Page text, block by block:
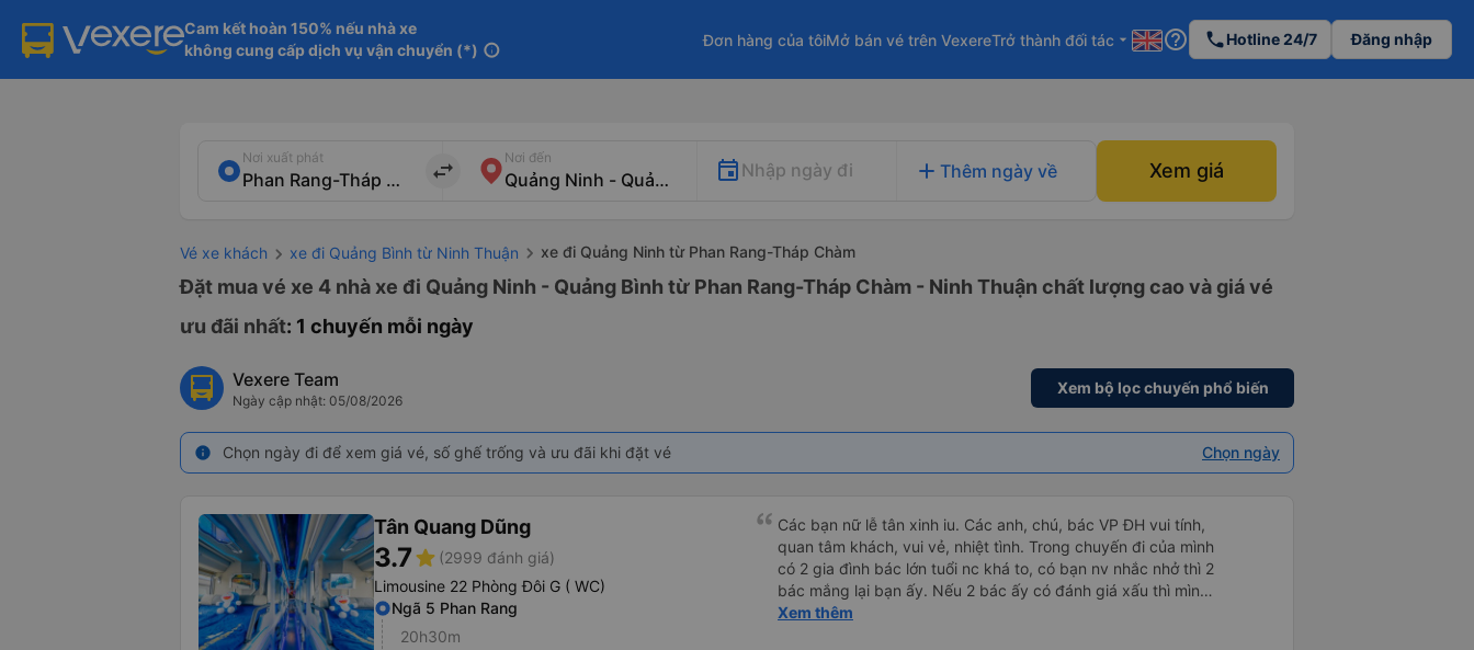
Cam kết hoàn 150% nếu nhà xe
không cung cấp dịch vụ vận chuyển (*) info
Đơn hàng của tôiMở bán vé trên VexereTrở thành đối tác arrow_drop_down help_outline phoneHotline 24/7 Đăng nhập
Nơi xuất phát
import_export
Nơi đến
Nhập ngày đi add Thêm ngày về Xem giá
Vé xe khách xe đi Quảng Bình từ Ninh Thuận xe đi Quảng Ninh từ Phan Rang-Tháp Chàm
Đặt mua vé xe 4 nhà xe đi Quảng Ninh - Quảng Bình từ Phan Rang-Tháp Chàm - Ninh Thuận chất lượng cao và giá vé
ưu đãi nhất: 1 chuyến mỗi ngày
Vexere Team
Ngày cập nhật: 05/08/2026
Xem bộ lọc chuyến phổ biến
info Chọn ngày đi để xem giá vé, số ghế trống và ưu đãi khi đặt vé Chọn ngày
Tân Quang Dũng
3.7star (2999 đánh giá)
Limousine 22 Phòng Đôi G ( WC)
Ngã 5 Phan Rang
20h30m
Các bạn nữ lễ tân xinh iu. Các anh, chú, bác VP ĐH vui tính,
quan tâm khách, vui vẻ, nhiệt tình. Trong chuyến đi của mình
có 2 gia đình bác lớn tuổi nc khá to, có bạn nv nhắc nhở thì 2
bác mắng lại bạn ấy. Nếu 2 bác ấy có đánh giá xấu thì mình
ngược lại nha. Bạn ấy nhắc nhở rất đúng. 2 bác nói rất to. To
Xem thêm